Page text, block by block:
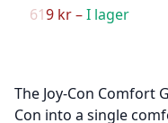
619 kr –I lager
The Joy-Con Comfort
Con into a single